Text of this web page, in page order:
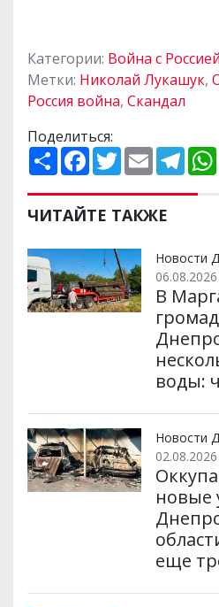
Категории: Война с
Метки: Николай Лукашук,
Россия война, Скандал
Поделиться:
П
о
и
р
и
и
F
a
e
b
o
k
T
w
t
t
e
E
m
i
l
T
e
e
m
ЧИТАЙТЕ ТАКЖЕ
Новости
В
воды:
Новости
новые
еще